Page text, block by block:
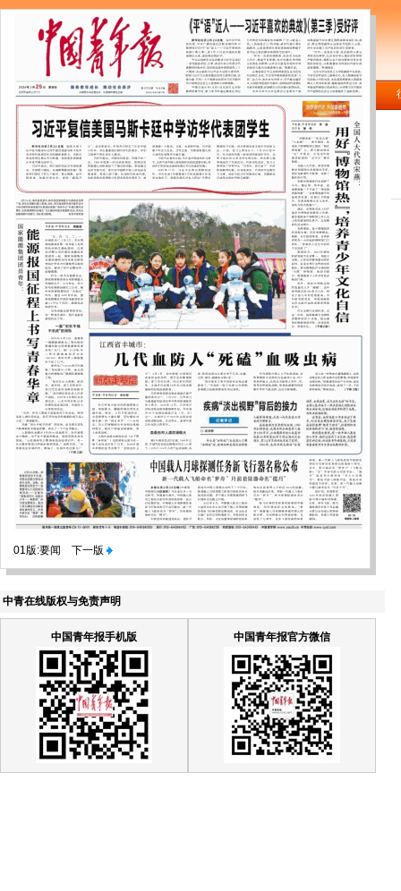
01版:要闻 下一版
中青在线版权与免责声明
中国青年报手机版 中国青年报官方微信